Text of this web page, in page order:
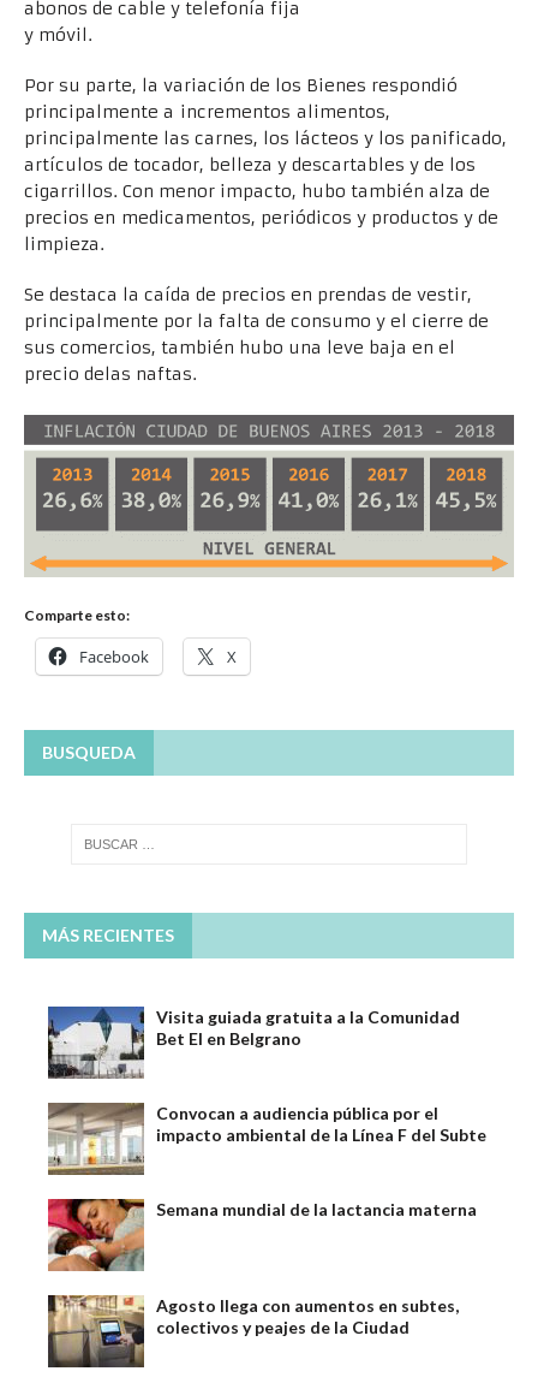
abonos de cable y telefonía fija
y móvil.
Por su parte, la variación de los Bienes respondió
principalmente a incrementos alimentos,
principalmente las carnes, los lácteos y los panificado,
artículos de tocador, belleza y descartables y de los
cigarrillos. Con menor impacto, hubo también alza de
precios en medicamentos, periódicos y productos y de
limpieza.
Se destaca la caída de precios en prendas de vestir,
principalmente por la falta de consumo y el cierre de
sus comercios, también hubo una leve baja en el
precio delas naftas.
Comparte esto:
Facebook X
BUSQUEDA
MÁS RECIENTES
Visita guiada gratuita a la Comunidad
Bet El en Belgrano
Convocan a audiencia pública por el
impacto ambiental de la Línea F del Subte
Semana mundial de la lactancia materna
Agosto llega con aumentos en subtes,
colectivos y peajes de la Ciudad